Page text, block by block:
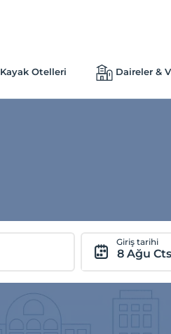
Kayak Otelleri Daireler &
Giriş tarihi
8 Ağu Cts